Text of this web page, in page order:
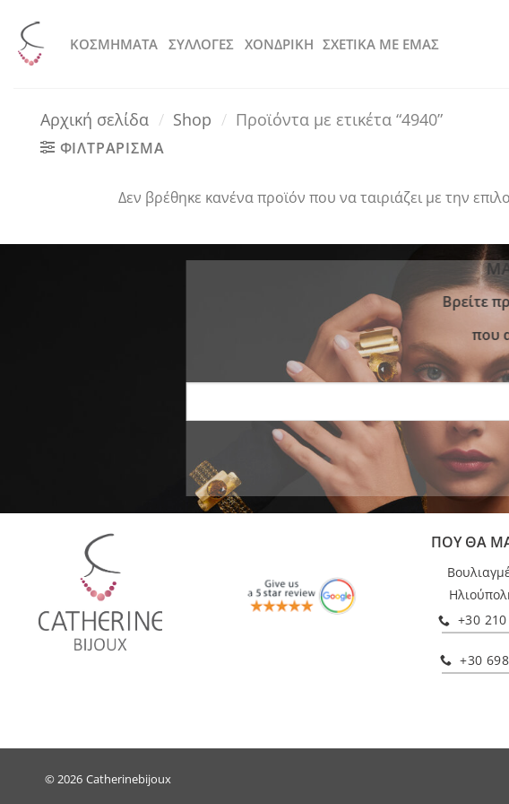
στο
περιεχόμενο
KOΣΜΗΜΑΤΑ ΣΥΛΛΟΓΕΣ ΧΟΝΔΡΙΚΗ ΣΧΕΤΙΚΑ ΜΕ ΕΜΑΣ
Αρχική σελίδα / Shop / Προϊόντα με ετικέτα “4940”
ΦΙΛΤΡΑΡΙΣΜΑ
Δεν βρέθηκε κανένα προϊόν που να ταιριάζει με την
Bρείτε
που
ΠΟΥ ΘΑ
+30
+30
© 2026 Catherinebijoux